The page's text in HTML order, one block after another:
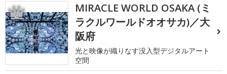
2
MIRACLE WORLD OSAKA (ミ
ラクルワールドオオサカ)／大
阪府
光と映像が織りなす没入型デジタルアート
空間